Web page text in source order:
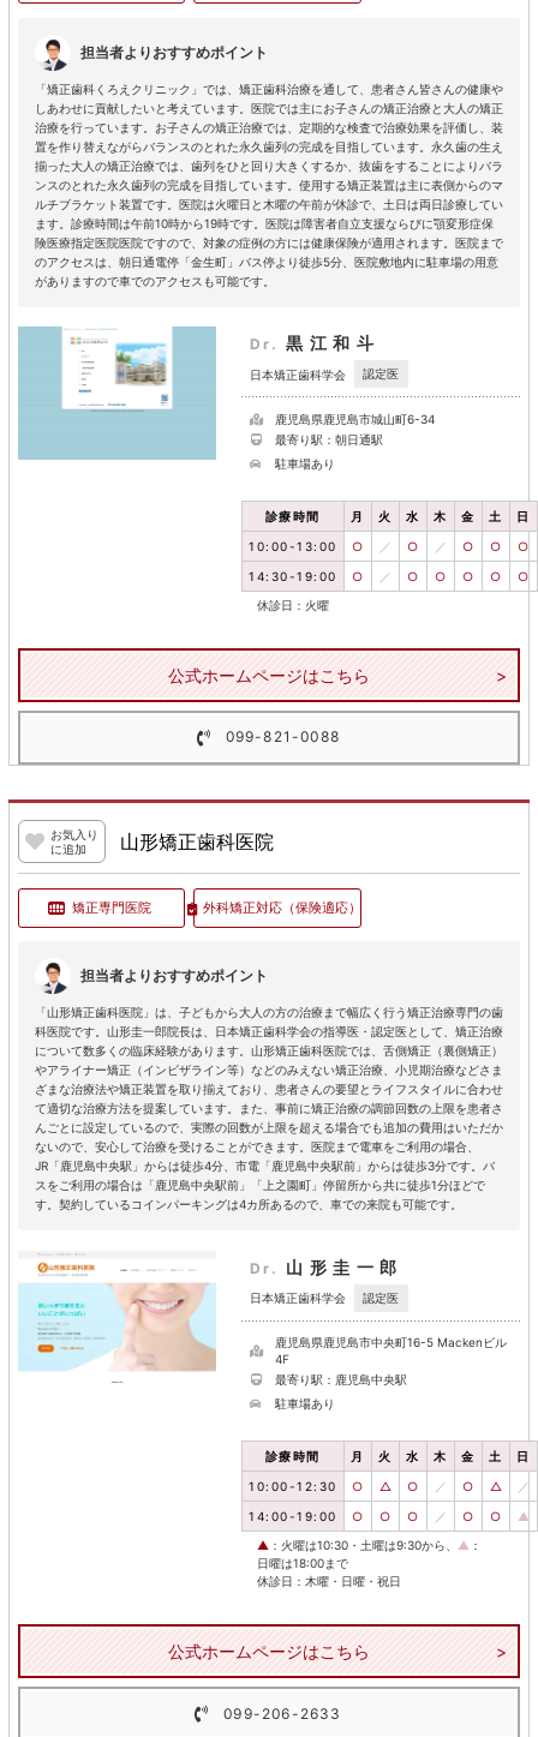
担当者よりおすすめポイント
「矯正歯科くろえクリニック」では、矯正歯科治療を通して、患者さん皆さんの健康や
しあわせに貢献したいと考えています。医院では主にお子さんの矯正治療と大人の矯正
治療を行っています。お子さんの矯正治療では、定期的な検査で治療効果を評価し、装
置を作り替えながらバランスのとれた永久歯列の完成を目指しています。永久歯の生え
揃った大人の矯正治療では、歯列をひと回り大きくするか、抜歯をすることによりバラ
ンスのとれた永久歯列の完成を目指しています。使用する矯正装置は主に表側からのマ
ルチブラケット装置です。医院は火曜日と木曜の午前が休診で、土日は両日診療してい
ます。診療時間は午前10時から19時です。医院は障害者自立支援ならびに顎変形症保
険医療指定医院医院ですので、対象の症例の方には健康保険が適用されます。医院まで
のアクセスは、朝日通電停「金生町」バス停より徒歩5分、医院敷地内に駐車場の用意
がありますので車でのアクセスも可能です。
Dr. 黒江和斗
日本矯正歯科学会 認定医
鹿児島県鹿児島市城山町6-34
最寄り駅：朝日通駅
駐車場あり
診療時間 月 火 水 木 金 土 日
10:00-13:00 ○ ／ ○ ／ ○ ○ ○
14:30-19:00 ○ ／ ○ ○ ○ ○ ○
休診日：火曜
公式ホームページはこちら
099-821-0088
お気入り
に追加
山形矯正歯科医院
矯正専門医院 外科矯正対応（保険適応）
担当者よりおすすめポイント
「山形矯正歯科医院」は、子どもから大人の方の治療まで幅広く行う矯正治療専門の歯
科医院です。山形圭一郎院長は、日本矯正歯科学会の指導医・認定医として、矯正治療
について数多くの臨床経験があります。山形矯正歯科医院では、舌側矯正（裏側矯正）
やアライナー矯正（インビザライン等）などのみえない矯正治療、小児期治療などさま
ざまな治療法や矯正装置を取り揃えており、患者さんの要望とライフスタイルに合わせ
て適切な治療方法を提案しています。また、事前に矯正治療の調節回数の上限を患者さ
んごとに設定しているので、実際の回数が上限を超える場合でも追加の費用はいただか
ないので、安心して治療を受けることができます。医院まで電車をご利用の場合、
JR「鹿児島中央駅」からは徒歩4分、市電「鹿児島中央駅前」からは徒歩3分です。バ
スをご利用の場合は「鹿児島中央駅前」「上之園町」停留所から共に徒歩1分ほどで
す。契約しているコインパーキングは4カ所あるので、車での来院も可能です。
Dr. 山形圭一郎
日本矯正歯科学会 認定医
鹿児島県鹿児島市中央町16-5 Mackenビル
4F
最寄り駅：鹿児島中央駅
駐車場あり
診療時間 月 火 水 木 金 土 日
10:00-12:30 ○ △ ○ ／ ○ △ ／
14:00-19:00 ○ ○ ○ ／ ○ ○ ▲
▲ ：火曜は10:30・土曜は9:30から、 ▲ ：
日曜は18:00まで
休診日：木曜・日曜・祝日
公式ホームページはこちら
099-206-2633